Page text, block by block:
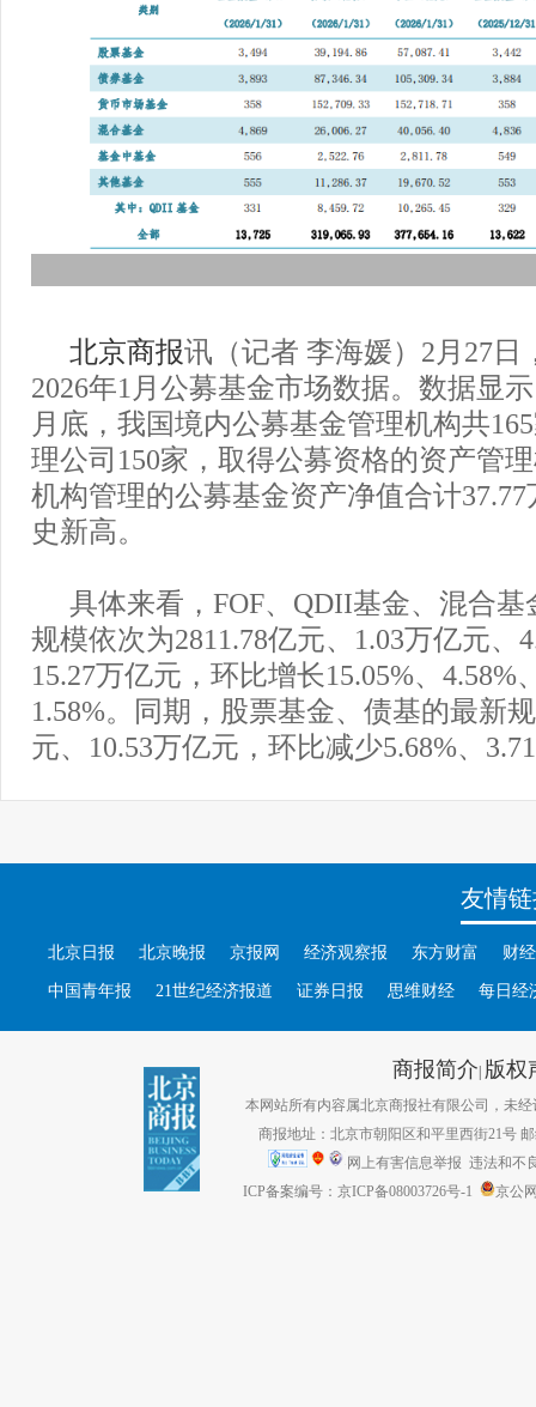
北京商报讯（记者 李海媛）2月27日
2026年1月公募基金市场数据。数据显
月底，我国境内公募基金管理机构共
理公司150家，取得公募资格的资产管
机构管理的公募基金资产净值合计
史新高。
具体来看，FOF、QDII基金、混合
规模依次为2811.78亿元、1.03万亿元、
15.27万亿元，环比增长15.05%、4.58%
1.58%。同期，股票基金、债基的最新
元、10.53万亿元，环比减少5.68%、
友情
北京日报 北京晚报 京报网 经济观察报 东方财富 财
中国青年报 21世纪经济报道 证券日报 思维财经 每日经
商报简介| 版权
本网站所有内容属北京商报社有限公司，未经
商报地址：北京市朝阳区和平里西街21号
网上有害信息举报 违法和不
ICP备案编号：京ICP备08003726号-1
京公